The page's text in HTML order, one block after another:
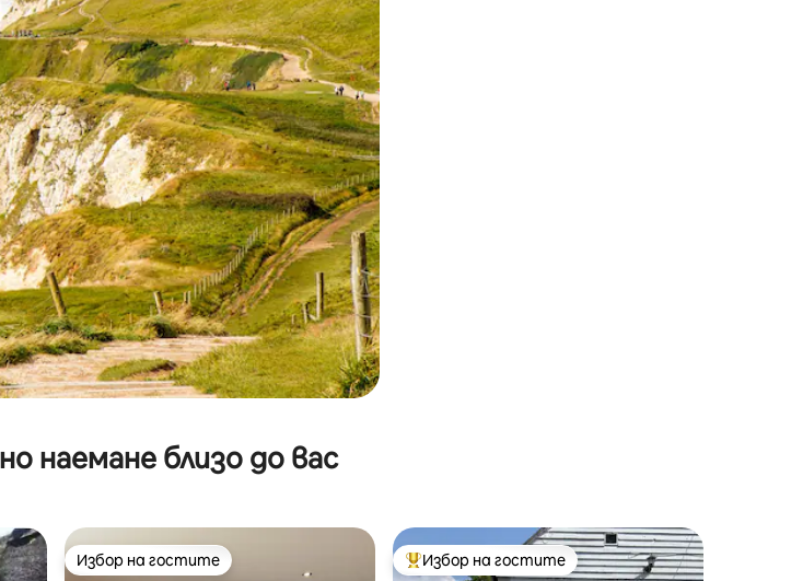
и надолу или навигирайте с докосване или плъзгане.
наемане близо до вас
Избор на гостите
Избор на гостите Най-популярен избор на гостите
Избор на гостите